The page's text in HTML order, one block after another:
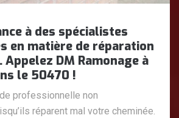
à des spécialistes
en matière de réparation
Appelez DM Ramonage à
le 50470 !
professionnelle non
réparent mal votre cheminée.